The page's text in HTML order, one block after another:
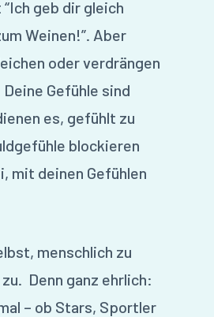
geb dir gleich
Weinen!”. Aber
oder verdrängen
Gefühle sind
es, gefühlt zu
blockieren
mit deinen Gefühlen
menschlich zu
Denn ganz ehrlich:
– ob Stars, Sportler